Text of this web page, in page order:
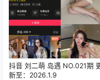
抖音 刘二萌 岛遇 NO.021期
新至：2026.1.9